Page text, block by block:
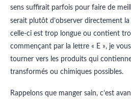
sens suffirait parfois pour faire de
serait plutôt d’observer directement la
celle-ci est trop longue ou contient
commençant par la lettre « E », je
tourner vers les produits qui
transformés ou chimiques possibles.
Rappelons que manger sain, c’est